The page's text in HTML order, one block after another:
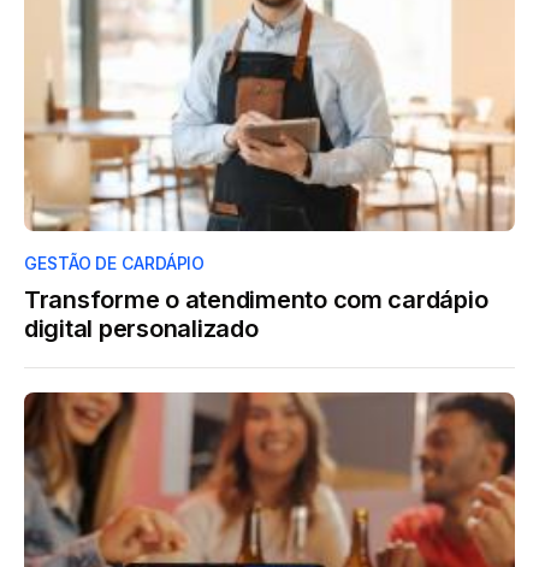
GESTÃO DE CARDÁPIO
Transforme o atendimento com cardápio
digital personalizado